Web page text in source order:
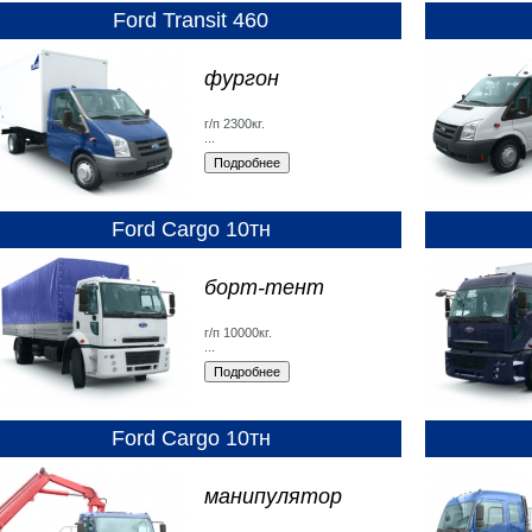
Ford Transit 460
фургон
г/п 2300кг.
Ford Cargo 10тн
борт-тент
г/п 10000кг.
Ford Cargo 10тн
манипулятор